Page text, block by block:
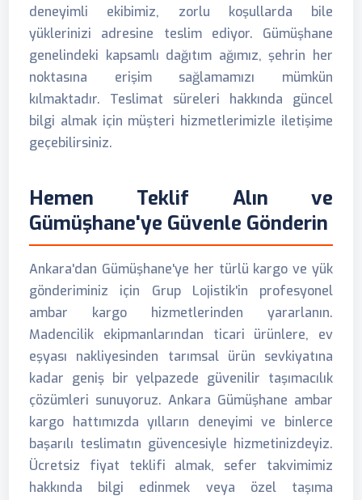
deneyimli ekibimiz, zorlu koşullarda bile
yüklerinizi adresine teslim ediyor. Gümüşhane
genelindeki kapsamlı dağıtım ağımız, şehrin her
noktasına erişim sağlamamızı mümkün
kılmaktadır. Teslimat süreleri hakkında güncel
bilgi almak için müşteri hizmetlerimizle iletişime
geçebilirsiniz.
Hemen Teklif Alın ve
Gümüşhane'ye Güvenle Gönderin
Ankara'dan Gümüşhane'ye her türlü kargo ve yük
gönderiminiz için Grup Lojistik'in profesyonel
ambar kargo hizmetlerinden yararlanın.
Madencilik ekipmanlarından ticari ürünlere, ev
eşyası nakliyesinden tarımsal ürün sevkiyatına
kadar geniş bir yelpazede güvenilir taşımacılık
çözümleri sunuyoruz. Ankara Gümüşhane ambar
kargo hattımızda yılların deneyimi ve binlerce
başarılı teslimatın güvencesiyle hizmetinizdeyiz.
Ücretsiz fiyat teklifi almak, sefer takvimimiz
hakkında bilgi edinmek veya özel taşıma